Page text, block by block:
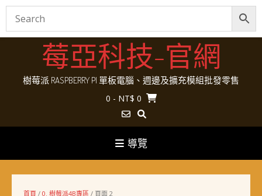
Skip
莓亞科技-官網
樹莓派 RASPBERRY PI 單板電腦、週邊及擴充模組批發零售
0 - NT$ 0
導覽
首頁 / 0. 樹莓派4B專區 / 頁面 2